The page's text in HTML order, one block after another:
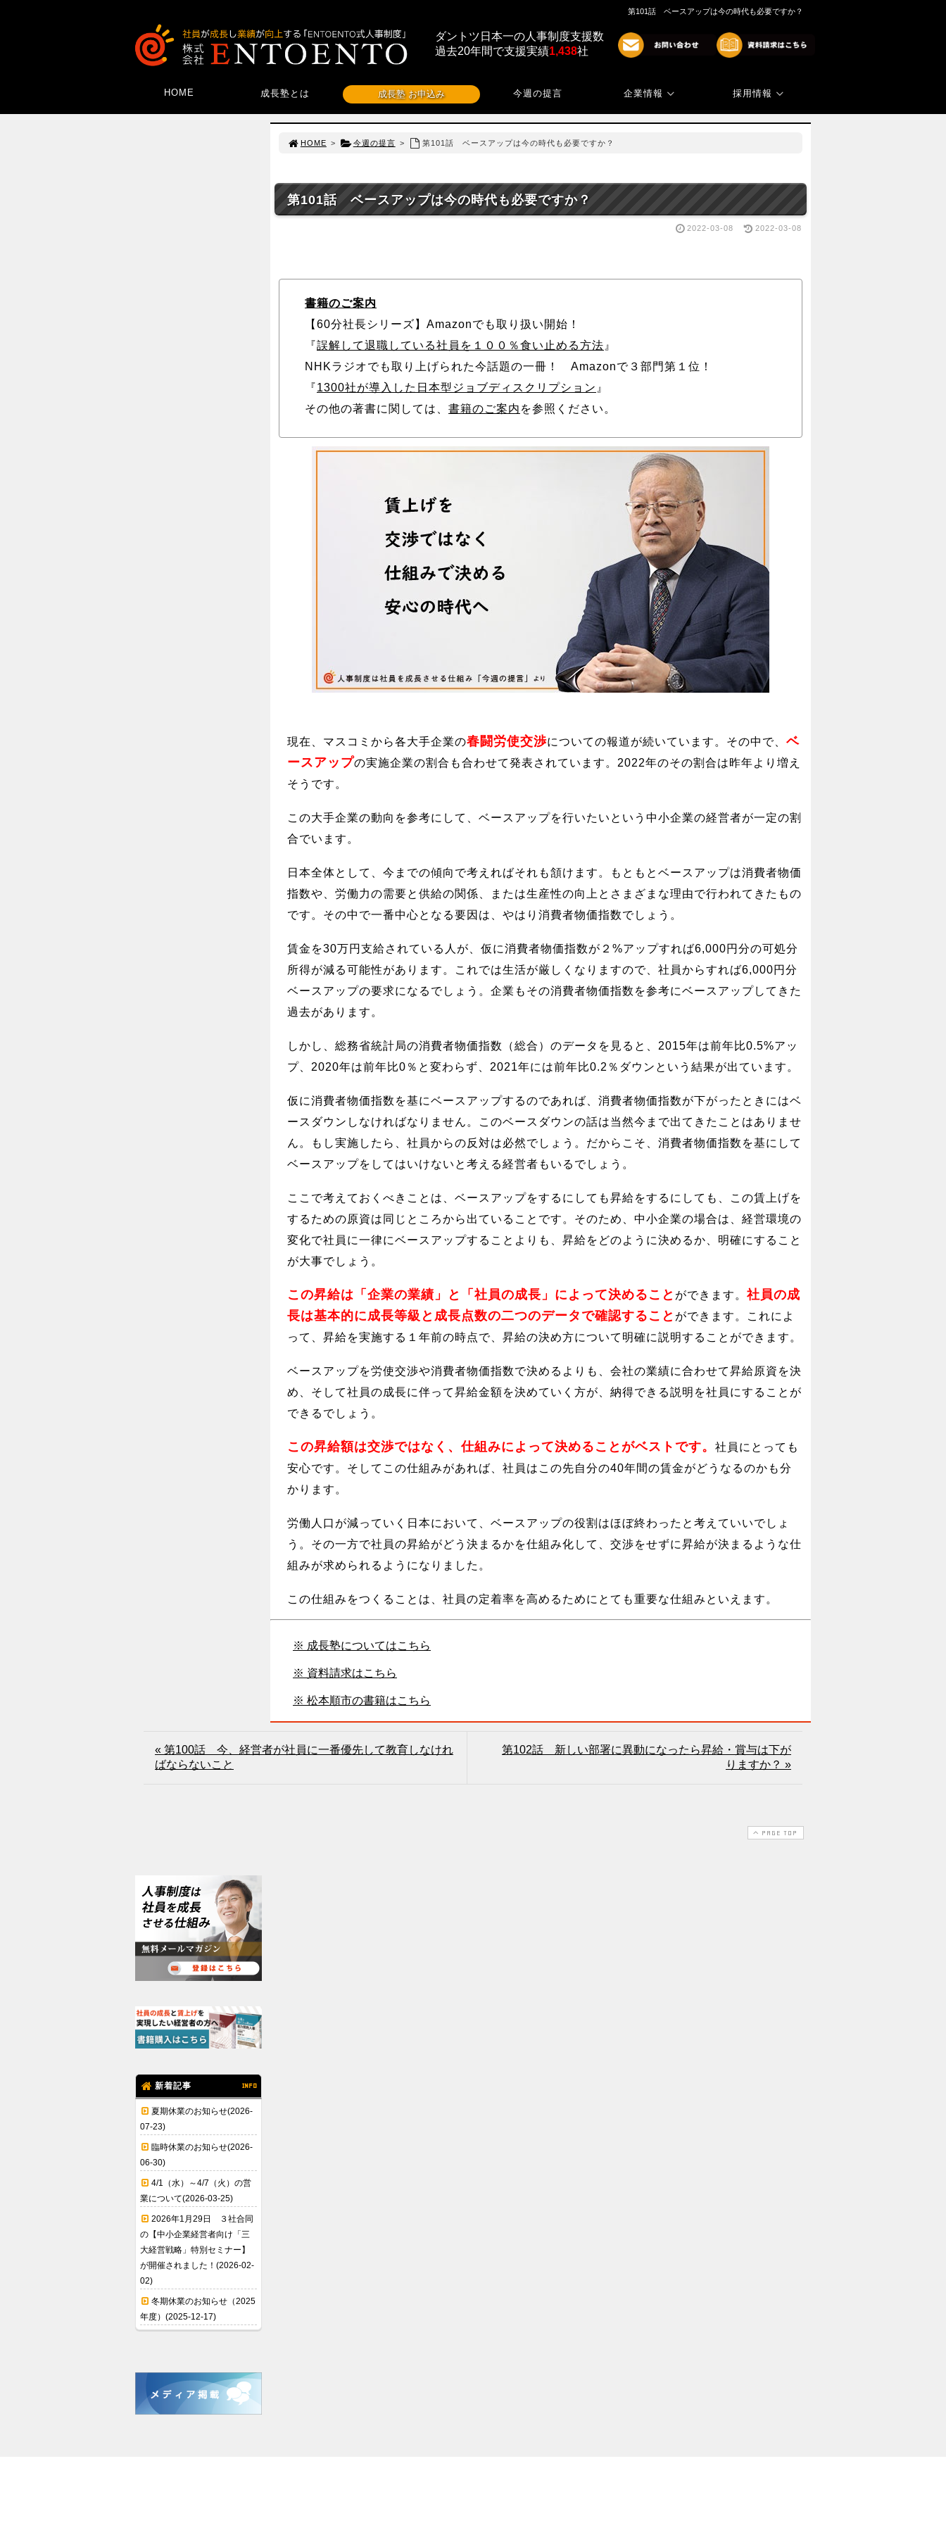
第101話 ベースアップは今の時代も必要ですか？
ダントツ日本一の人事制度支援数
過去20年間で支援実績1,438社
HOME 成長塾とは 成長塾 お申込み 今週の提言 企業情報 採用情報
HOME > 今週の提言 > 第101話 ベースアップは今の時代も必要ですか？
第101話 ベースアップは今の時代も必要ですか？
2022-03-08 2022-03-08
書籍のご案内
【60分社長シリーズ】Amazonでも取り扱い開始！
『誤解して退職している社員を１００％食い止める方法 』
NHKラジオでも取り上げられた今話題の一冊！ Amazonで３部門第１位！
『1300社が導入した日本型ジョブディスクリプション 』
その他の著書に関しては、 書籍のご案内 を参照ください。
現在、マスコミから各大手企業の春闘労使交渉についての報道が続いています。その中で、 ベ
ースアップの実施企業の割合も合わせて発表されています。2022年のその割合は昨年より増え
そうです。
この大手企業の動向を参考にして、ベースアップを行いたいという中小企業の経営者が一定の割
合でいます。
日本全体として、今までの傾向で考えればそれも頷けます。もともとベースアップは消費者物価
指数や、労働力の需要と供給の関係、または生産性の向上とさまざまな理由で行われてきたもの
です。その中で一番中心となる要因は、やはり消費者物価指数でしょう。
賃金を30万円支給されている人が、仮に消費者物価指数が２%アップすれば6,000円分の可処分
所得が減る可能性があります。これでは生活が厳しくなりますので、社員からすれば6,000円分
ベースアップの要求になるでしょう。企業もその消費者物価指数を参考にベースアップしてきた
過去があります。
しかし、総務省統計局の消費者物価指数（総合）のデータを見ると、2015年は前年比0.5%アッ
プ、2020年は前年比0％と変わらず、2021年には前年比0.2％ダウンという結果が出ています。
仮に消費者物価指数を基にベースアップするのであれば、消費者物価指数が下がったときにはベ
ースダウンしなければなりません。このベースダウンの話は当然今まで出てきたことはありませ
ん。もし実施したら、社員からの反対は必然でしょう。だからこそ、消費者物価指数を基にして
ベースアップをしてはいけないと考える経営者もいるでしょう。
ここで考えておくべきことは、ベースアップをするにしても昇給をするにしても、この賃上げを
するための原資は同じところから出ていることです。そのため、中小企業の場合は、経営環境の
変化で社員に一律にベースアップすることよりも、昇給をどのように決めるか、明確にすること
が大事でしょう。
この昇給は「企業の業績」と「社員の成長」によって決めること ができます。 社員の成
長は基本的に成長等級と成長点数の二つのデータで確認すること ができます。これによ
って、昇給を実施する１年前の時点で、昇給の決め方について明確に説明することができます。
ベースアップを労使交渉や消費者物価指数で決めるよりも、会社の業績に合わせて昇給原資を決
め、そして社員の成長に伴って昇給金額を決めていく方が、納得できる説明を社員にすることが
できるでしょう。
この昇給額は交渉ではなく、仕組みによって決めることがベストです。 社員にとっても
安心です。そしてこの仕組みがあれば、社員はこの先自分の40年間の賃金がどうなるのかも分
かります。
労働人口が減っていく日本において、ベースアップの役割はほぼ終わったと考えていいでしょ
う。その一方で社員の昇給がどう決まるかを仕組み化して、交渉をせずに昇給が決まるような仕
組みが求められるようになりました。
この仕組みをつくることは、社員の定着率を高めるためにとても重要な仕組みといえます。
※ 成長塾についてはこちら
※ 資料請求はこちら
※ 松本順市の書籍はこちら
« 第100話 今、経営者が社員に一番優先して教育しなけれ
ばならないこと
第102話 新しい部署に異動になったら昇給・賞与は下が
りますか？ »
PAGE TOP
新着記事 INFO
夏期休業のお知らせ(2026-
07-23)
臨時休業のお知らせ(2026-
06-30)
4/1（水）～4/7（火）の営
業について(2026-03-25)
2026年1月29日 ３社合同
の【中小企業経営者向け「三
大経営戦略」特別セミナー】
が開催されました！(2026-02-
02)
冬期休業のお知らせ（2025
年度）(2025-12-17)